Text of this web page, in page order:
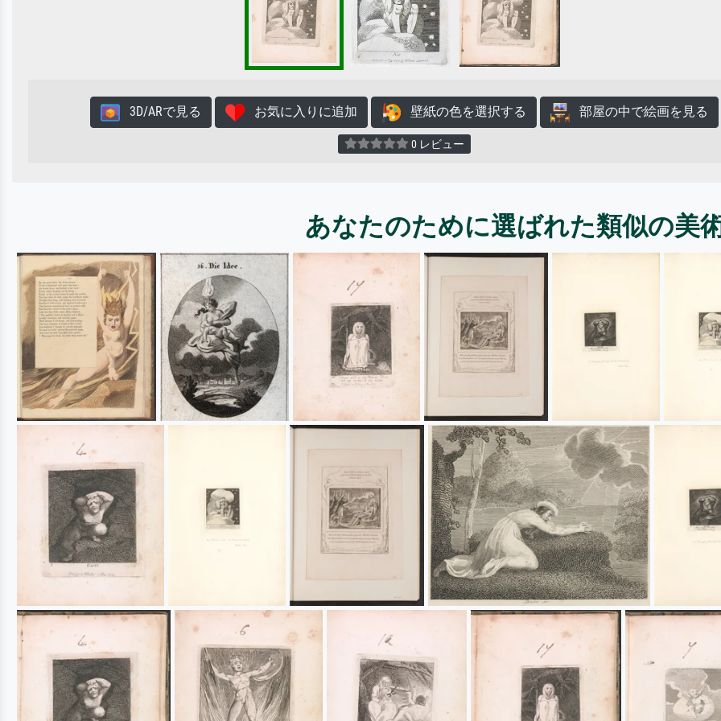
3D/ARで見る お気に入りに追加 壁紙の色を選択する 部屋の中で絵画を見る
0 レビュー
あなたのために選ばれた類似の美